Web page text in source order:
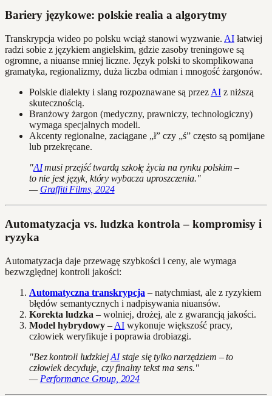
Bariery językowe: polskie realia a algorytmy
Transkrypcja wideo po polsku wciąż stanowi wyzwanie. AI łatwiej
radzi sobie z językiem angielskim, gdzie zasoby treningowe są
ogromne, a niuanse mniej liczne. Język polski to skomplikowana
gramatyka, regionalizmy, duża liczba odmian i mnogość żargonów.
Polskie dialekty i slang rozpoznawane są przez AI z niższą
skutecznością.
Branżowy żargon (medyczny, prawniczy, technologiczny)
wymaga specjalnych modeli.
Akcenty regionalne, zaciągane „ł” czy „ś” często są pomijane
lub przekręcane.
"AImusi przejść twardą szkołę życia na rynku polskim –
to nie jest język, który wybacza uproszczenia."
— Graffiti Films, 2024
Automatyzacja vs. ludzka kontrola – kompromisy i
ryzyka
Automatyzacja daje przewagę szybkości i ceny, ale wymaga
bezwzględnej kontroli jakości:
Automatyczna transkrypcja – natychmiast, ale z ryzykiem
błędów semantycznych i nadpisywania niuansów.
Korekta ludzka – wolniej, drożej, ale z gwarancją jakości.
Model hybrydowy – AI wykonuje większość pracy,
człowiek weryfikuje i poprawia drobiazgi.
"Bez kontroli ludzkiejAIstaje się tylko narzędziem – to
człowiek decyduje, czy finalny tekst ma sens."
— Performance Group, 2024